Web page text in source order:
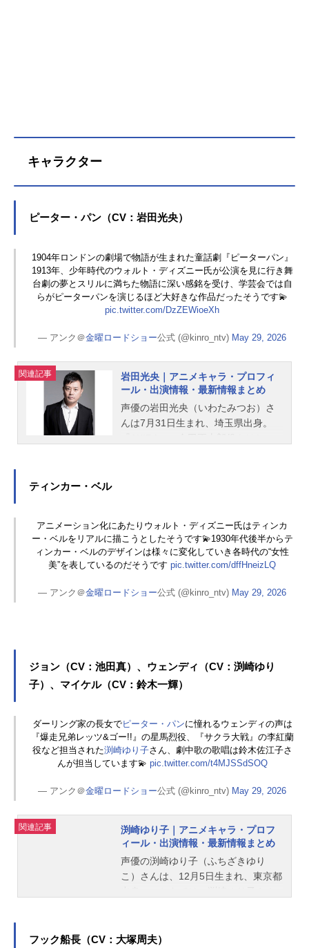
アリー：山像かおりテレンス：細谷
ー・ラッセル原案：ジェフリー・
M・ハワード、ブラッドリー・レイ
ード製作総指揮：ジョン・ラセター
ボイス・キャスティング：ブレッ
ト・スウェイン、ジェイミー・トー
マソン音楽：ジョエル・マクニーリ
ド・ウォルターデジタル・プロデュ
ン監督：シェリル・サーディナ・サ
ッケッ...
キャラクター
ピーター・パン（CV：岩田光央）
1904年ロンドンの劇場で物語が生まれた童話劇『ピーターパン』
1913年、少年時代のウォルト・ディズニー氏が公演を見に行き舞
台劇の夢とスリルに満ちた物語に深い感銘を受け、学芸会では自
らがピーターパンを演じるほど大好きな作品だったそうです💫
pic.twitter.com/DzZEWioeXh
— アンク＠金曜ロードショー公式 (@kinro_ntv) May 29, 2026
関連記事
岩田光央｜アニメキャラ・プロフィ
ール・出演情報・最新情報まとめ
声優の岩田光央（いわたみつお）さ
んは7月31日生まれ、埼玉県出身。
ティンカー・ベル
アニメーション化にあたりウォルト・ディズニー氏はティンカ
ー・ベルをリアルに描こうとしたそうです💫1930年代後半からテ
ィンカー・ベルのデザインは様々に変化していき各時代の“女性
美”を表しているのだそうですpic.twitter.com/dffHneizLQ
— アンク＠金曜ロードショー公式 (@kinro_ntv) May 29, 2026
ジョン（CV：池田真）、ウェンディ（CV：渕崎ゆり
子）、マイケル（CV：鈴木一輝）
ダーリング家の長女でピーター・パンに憧れるウェンディの声は
『爆走兄弟レッツ&ゴー!!』の星馬烈役、『サクラ大戦』の李紅蘭
役など担当された渕崎ゆり子さん、劇中歌の歌唱は鈴木佐江子さ
んが担当しています💫 pic.twitter.com/t4MJSSdSOQ
— アンク＠金曜ロードショー公式 (@kinro_ntv) May 29, 2026
関連記事
渕崎ゆり子｜アニメキャラ・プロフ
ィール・出演情報・最新情報まとめ
声優の渕崎ゆり子（ふちざきゆり
こ）さんは、12月5日生まれ、東京都
フック船長（CV：大塚周夫）